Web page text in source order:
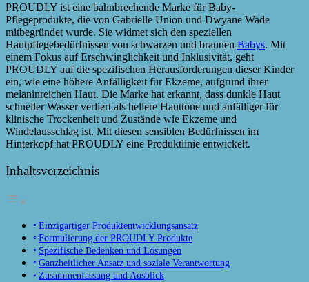
PROUDLY ist eine bahnbrechende Marke für Baby-
Pflegeprodukte, die von Gabrielle Union und Dwyane Wade
mitbegründet wurde. Sie widmet sich den speziellen
Hautpflegebedürfnissen von schwarzen und braunen Babys. Mit
einem Fokus auf Erschwinglichkeit und Inklusivität, geht
PROUDLY auf die spezifischen Herausforderungen dieser Kinder
ein, wie eine höhere Anfälligkeit für Ekzeme, aufgrund ihrer
melaninreichen Haut. Die Marke hat erkannt, dass dunkle Haut
schneller Wasser verliert als hellere Hauttöne und anfälliger für
klinische Trockenheit und Zustände wie Ekzeme und
Windelausschlag ist. Mit diesen sensiblen Bedürfnissen im
Hinterkopf hat PROUDLY eine Produktlinie entwickelt.
Inhaltsverzeichnis
Einzigartiger Produktentwicklungsansatz
Formulierung der PROUDLY-Produkte
Spezifische Bedenken und Lösungen
Ganzheitlicher Ansatz und soziale Verantwortung
Zusammenfassung und Ausblick